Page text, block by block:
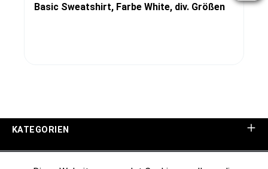
Basic Sweatshirt, Farbe White, div. Größen
KATEGORIEN